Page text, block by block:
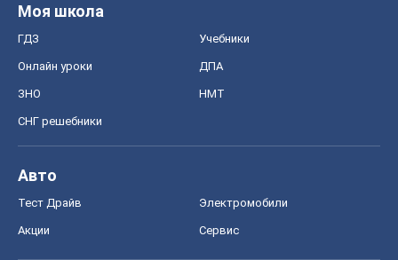
Моя школа
ГДЗ Учебники
Онлайн уроки ДПА
ЗНО НМТ
СНГ решебники
Авто
Тест Драйв Электромобили
Акции Сервис